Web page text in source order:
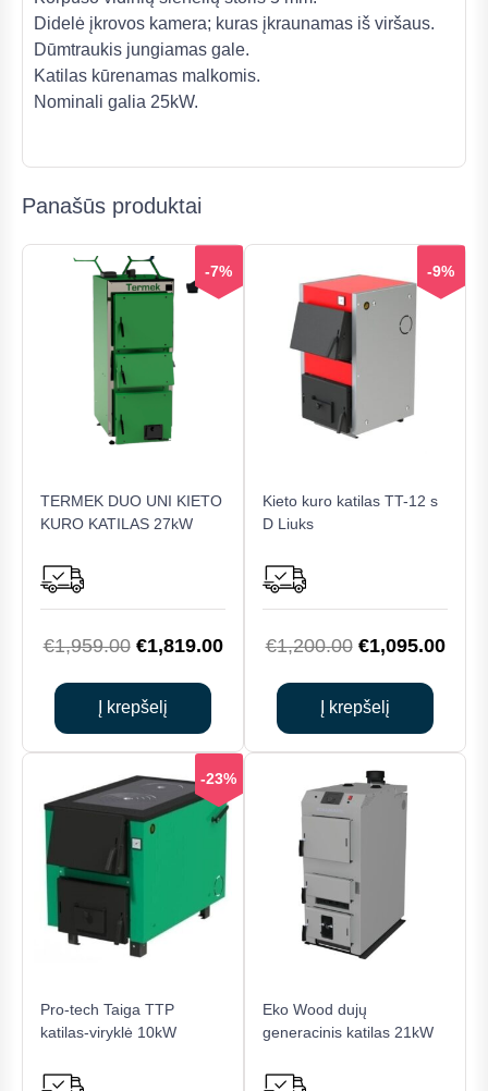
Didelė įkrovos kamera; kuras įkraunamas iš viršaus.
Dūmtraukis jungiamas gale.
Katilas kūrenamas malkomis.
Nominali galia 25kW.
Panašūs produktai
-7%
TERMEK DUO UNI KIETO
KURO KATILAS 27kW
€1,959.00 Original
was:
€1,959.00.
€1,819.00Current
€1,819.00.
Į krepšelį
-9%
Kieto kuro katilas TT-12 s
D Liuks
€1,200.00 Original
was:
€1,200.00.
€1,095.00
Į krepšelį
-23%
Pro-tech Taiga TTP
katilas-viryklė 10kW
Eko Wood dujų
generacinis katilas 21kW